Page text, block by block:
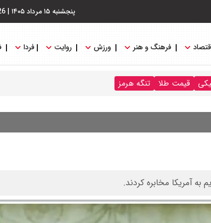
پنجشنبه ۱۵ مرداد ۱۴۰۵ |
فرهنگ و هنر ورزش روایت فردا
قیمت طلا تنگه هرمز
آمریکا مخابره کردند.